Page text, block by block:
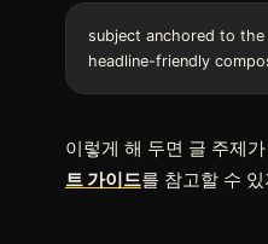
subject anchored to
이렇게 해 두면 글 주제
트 가이드를 참고할 수